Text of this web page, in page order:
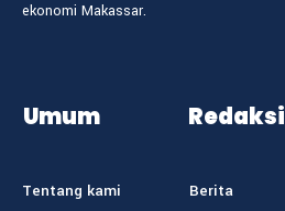
ekonomi Makassar.
Tentang kami
Umum Redaksi
Berita